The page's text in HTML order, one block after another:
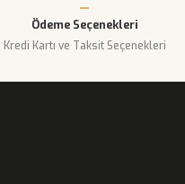
Ödeme Seçenekleri
Kredi Kartı ve Taksit Seçenekleri